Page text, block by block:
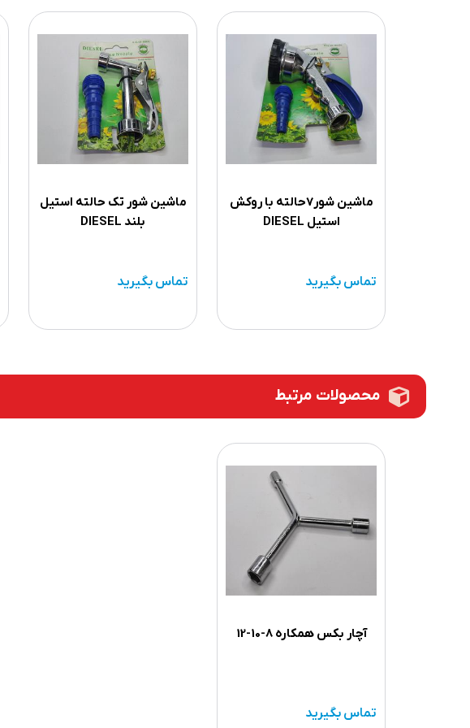
ماشین شور۷حالته با روکش
استیل DIESEL
تماس بگیرید
ماشین شور تک حالته استیل
بلند DIESEL
تماس بگیرید
محصولات مرتبط
آچار بکس همکاره 8-10-12
تماس بگیرید